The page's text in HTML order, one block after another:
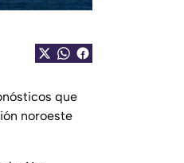
que
noroeste